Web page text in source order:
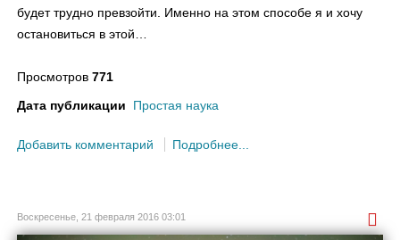
будет трудно превзойти. Именно на этом способе я и хочу
остановиться в этой…
Просмотров 771
Дата публикации
Простая наука
Добавить комментарий Подробнее...
Воскресенье, 21 февраля 2016 03:01